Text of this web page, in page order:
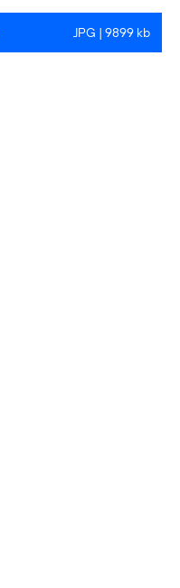
JPG | 9899 kb